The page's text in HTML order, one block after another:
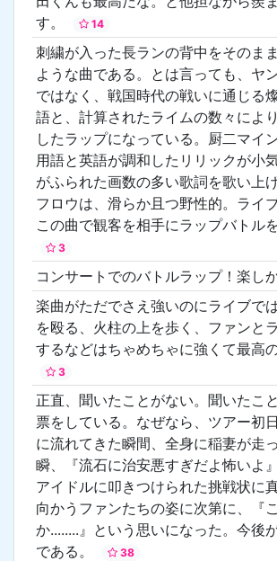
す。
14
刺繍が入った長ランの背中をそのま
ような曲である。とは言っても、ヤ
ではなく、戦国時代の戦いに通じる
語と、計算されたライムの数々によ
したラップになっている。厨二マイ
用語と英語が調和したリリックが小
がふられた画数の多い歌詞を歌い上
フロウは、滑らか且つ野性的。ライ
この曲で観客を相手にラップバトル
3
コンサートでのバトルラップ！楽し
楽曲がただでさえ強いのにライブで
を殴る、火柱の上を歩く、ファンと
するなどはちゃめちゃに強くて最高
3
正直、聞いたことがない。聞いたこ
票をしている。なぜなら、ツアー初
に流れてきた瞬間、全身に稲妻が走
瞬、『流石に治安悪すぎだよ怖いよ
アイドルに叩きつけられた挑戦状に
向かうファンたちの姿に次第に、『
か........』という思いになった。今後
である。
38